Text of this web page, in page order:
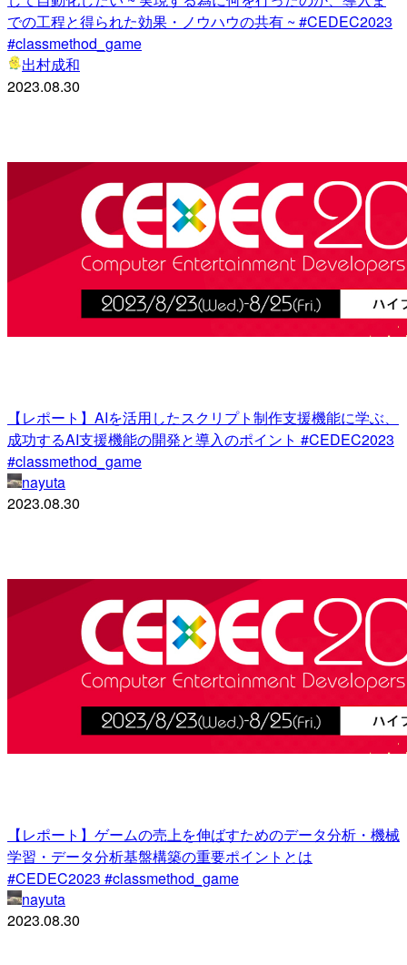
での工程と得られた効果・ノウハウの共有 ~ #CEDEC2023
#classmethod_game
出村成和
2023.08.30
【レポート】AIを活用したスクリプト制作支援機能に学ぶ、
成功するAI支援機能の開発と導入のポイント #CEDEC2023
#classmethod_game
nayuta
2023.08.30
【レポート】ゲームの売上を伸ばすためのデータ分析・機械
学習・データ分析基盤構築の重要ポイントとは
#CEDEC2023 #classmethod_game
nayuta
2023.08.30